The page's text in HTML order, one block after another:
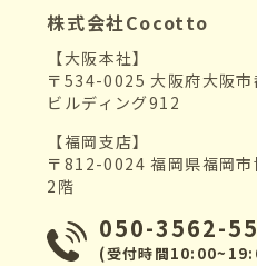
株式会社Cocotto
【大阪本社】
〒534-0025 大阪府大阪
ビルディング912
【福岡支店】
〒812-0024 福岡県福岡
2階
050-3562-
(受付時間